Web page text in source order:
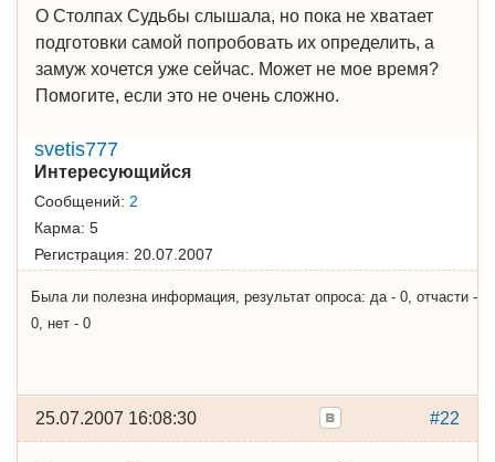
О Столпах Судьбы слышала, но пока не хватает
подготовки самой попробовать их определить, а
замуж хочется уже сейчас. Может не мое время?
Помогите, если это не очень сложно.
svetis777
Интересующийся
Сообщений: 2
Карма: 5
Регистрация: 20.07.2007
Была ли полезна информация, результат опроса: да - 0, отчасти -
0, нет - 0
#22
25.07.2007 16:08:30